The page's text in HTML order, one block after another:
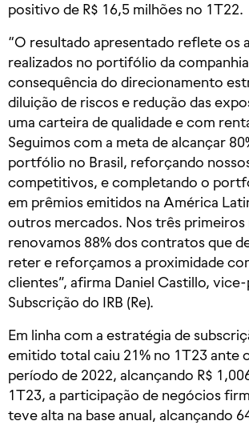
positivo de R$ 16,5 milhões no 1T22.
“O resultado apresentado reflete os
realizados no portifólio da
consequência do direcionamento
diluição de riscos e redução das
uma carteira de qualidade e com
Seguimos com a meta de alcançar
portfólio no Brasil, reforçando
competitivos, e completando o
em prêmios emitidos na América
outros mercados. Nos três primeiros
renovamos 88% dos contratos que
reter e reforçamos a proximidade
clientes”, afirma Daniel Castillo,
Subscrição do IRB (Re).
Em linha com a estratégia de
emitido total caiu 21% no 1T23 ante
período de 2022, alcançando R$
1T23, a participação de negócios
teve alta na base anual, alcançando